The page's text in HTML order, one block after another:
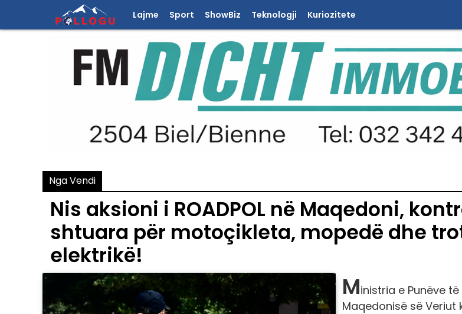
Lajme Sport ShowBiz Teknologji Kuriozitete
Nga Vendi
Nis aksioni i ROADPOL në Maqedoni,
shtuara për motoçikleta, mopedë dhe
elektrikë!
Ministria e Punëve
Maqedonisë së